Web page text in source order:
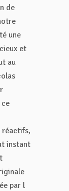
de
une
et
au
réactifs,
instant
par l